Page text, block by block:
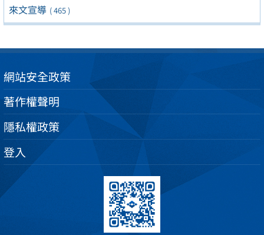
來文宣導 ( 465 )
網站安全政策
著作權聲明
隱私權政策
登入